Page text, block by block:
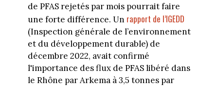
de PFAS rejetés par mois pourrait faire
une forte différence. Un rapport de l’IGEDD
(Inspection générale de l’environnement
et du développement durable) de
décembre 2022, avait confirmé
l'importance des flux de PFAS libéré dans
le Rhône par Arkema à 3,5 tonnes par